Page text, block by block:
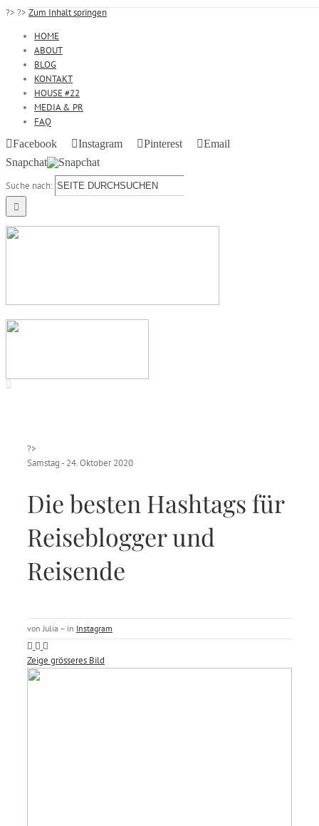
?> ?> Zum Inhalt springen
HOME
ABOUT
BLOG
KONTAKT
HOUSE #22
MEDIA & PR
FAQ
Facebook
Instagram Pinterest
Email
Snapchat
Suche nach:
?>
Samstag - 24. Oktober 2020
Die besten Hashtags für
Reiseblogger und
Reisende
von Julia – in Instagram
Zeige grösseres Bild